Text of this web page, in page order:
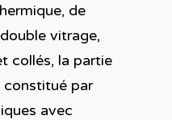
de
vitrage,
collés, la partie
constitué par
avec